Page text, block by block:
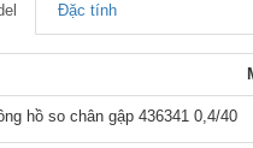
Đặc tính
hồ so chân gập 436341 0,4/40